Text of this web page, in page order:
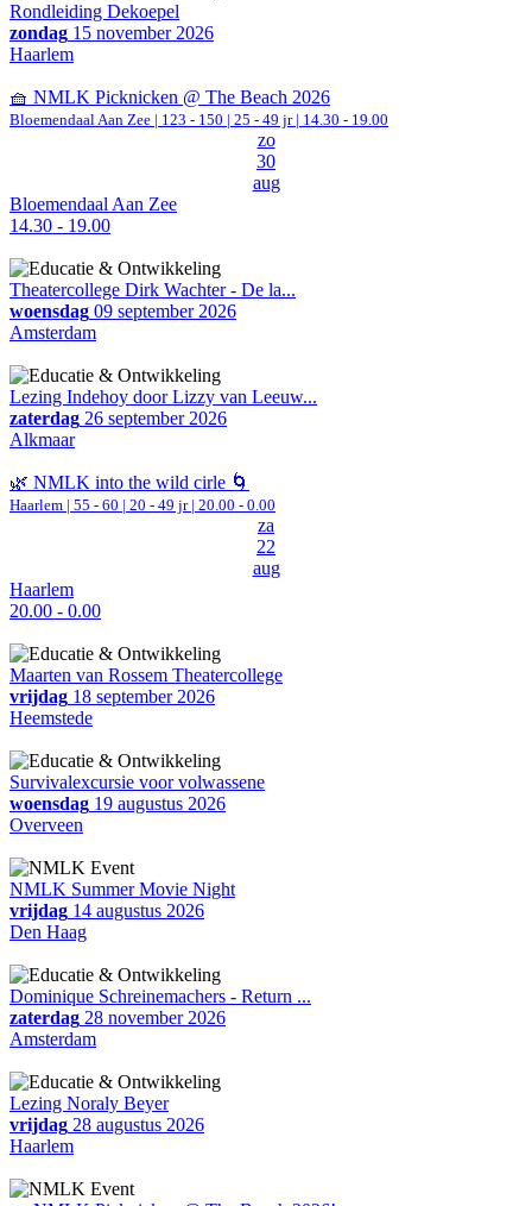
Rondleiding Dekoepel
zondag 15 november 2026
Haarlem
🧺 NMLK Picknicken @ The Beach 2026
Bloemendaal Aan Zee | 123 - 150 | 25 - 49 jr | 14.30 - 19.00
zo
30
aug
Bloemendaal Aan Zee
14.30 - 19.00
Theatercollege Dirk Wachter - De la...
woensdag 09 september 2026
Amsterdam
Lezing Indehoy door Lizzy van Leeuw...
zaterdag 26 september 2026
Alkmaar
🌿 NMLK into the wild cirle 🌀
Haarlem | 55 - 60 | 20 - 49 jr | 20.00 - 0.00
za
22
aug
Haarlem
20.00 - 0.00
Maarten van Rossem Theatercollege
vrijdag 18 september 2026
Heemstede
Survivalexcursie voor volwassene
woensdag 19 augustus 2026
Overveen
NMLK Summer Movie Night
vrijdag 14 augustus 2026
Den Haag
Dominique Schreinemachers - Return ...
zaterdag 28 november 2026
Amsterdam
Lezing Noraly Beyer
vrijdag 28 augustus 2026
Haarlem